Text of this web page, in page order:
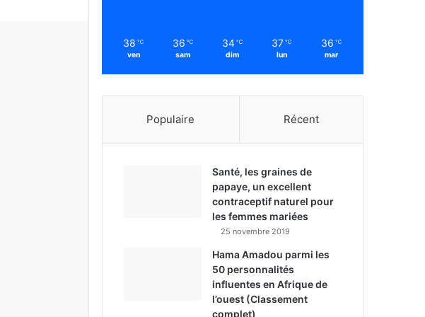
38 ℃
ven
36 ℃
sam
34 ℃
dim
37 ℃
lun
36 ℃
mar
Populaire Récent
Santé, les graines de
papaye, un excellent
contraceptif naturel pour
les femmes mariées
25 novembre 2019
Hama Amadou parmi les
50 personnalités
influentes en Afrique de
l’ouest (Classement
complet)